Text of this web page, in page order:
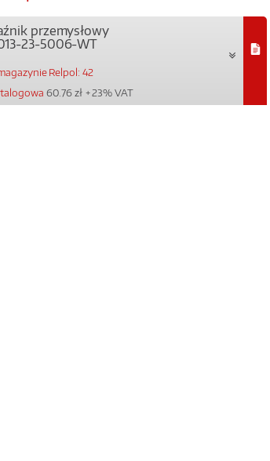
przemysłowy
23-5006-WT
Relpol: 42
60.76 zł + 23% VAT